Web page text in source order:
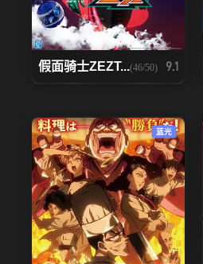
假面骑士ZEZT...(46/50) 9.1
蓝光